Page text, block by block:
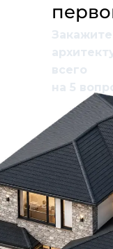
всего
на 5